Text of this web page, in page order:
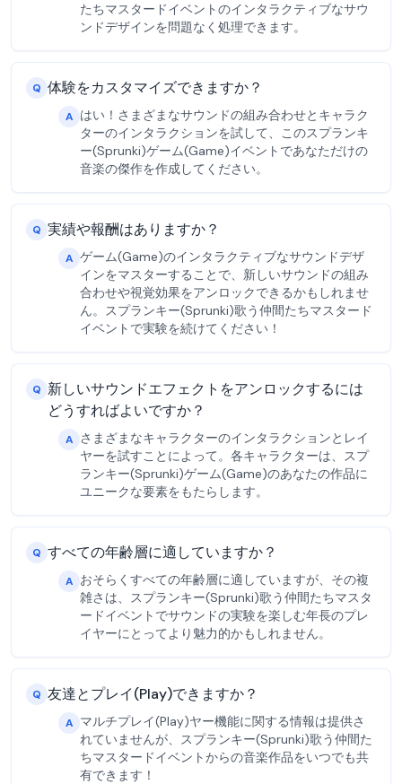
たちマスタードイベントのインタラクティブなサウ
ンドデザインを問題なく処理できます。
Q 体験をカスタマイズできますか？
A はい！さまざまなサウンドの組み合わせとキャラク
ターのインタラクションを試して、このスプランキ
ー(Sprunki)ゲーム(Game)イベントであなただけの
音楽の傑作を作成してください。
Q 実績や報酬はありますか？
A ゲーム(Game)のインタラクティブなサウンドデザ
インをマスターすることで、新しいサウンドの組み
合わせや視覚効果をアンロックできるかもしれませ
ん。スプランキー(Sprunki)歌う仲間たちマスタード
イベントで実験を続けてください！
Q 新しいサウンドエフェクトをアンロックするには
どうすればよいですか？
A
さまざまなキャラクターのインタラクションとレイ
ヤーを試すことによって。各キャラクターは、スプ
ランキー(Sprunki)ゲーム(Game)のあなたの作品に
ユニークな要素をもたらします。
Q すべての年齢層に適していますか？
A おそらくすべての年齢層に適していますが、その複
雑さは、スプランキー(Sprunki)歌う仲間たちマスタ
ードイベントでサウンドの実験を楽しむ年長のプレ
イヤーにとってより魅力的かもしれません。
Q 友達とプレイ(Play)できますか？
A マルチプレイ(Play)ヤー機能に関する情報は提供さ
れていませんが、スプランキー(Sprunki)歌う仲間た
ちマスタードイベントからの音楽作品をいつでも共
有できます！